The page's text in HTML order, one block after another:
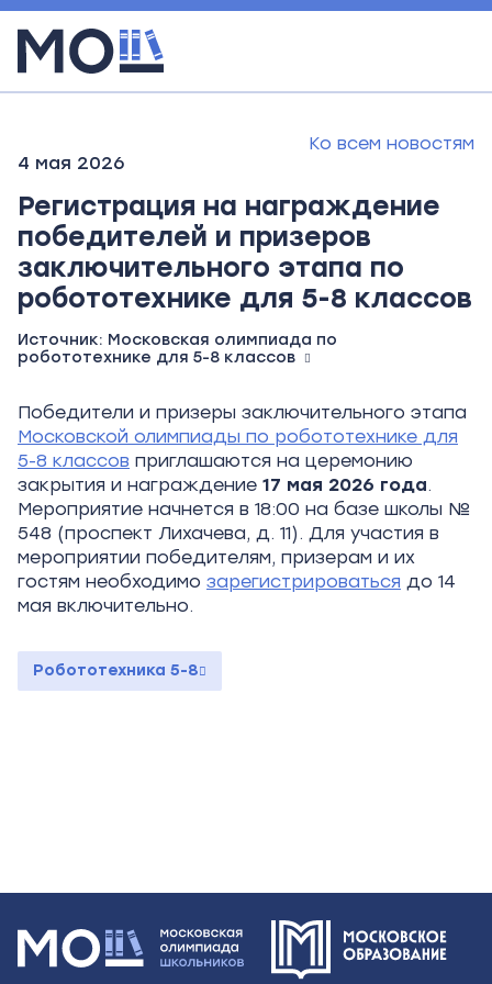
4 мая 2026
Ко всем новостям
Регистрация на награждение
победителей и призеров
заключительного этапа по
робототехнике для 5-8 классов
Источник: Московская олимпиада по
робототехнике для 5-8 классов
Победители и призеры заключительного этапа
Московской олимпиады по робототехнике для
5-8 классов приглашаются на церемонию
закрытия и награждение 17 мая 2026 года.
Мероприятие начнется в 18:00 на базе школы №
548 (проспект Лихачева, д. 11). Для участия в
мероприятии победителям, призерам и их
гостям необходимо зарегистрироваться до 14
мая включительно.
Робототехника 5-8